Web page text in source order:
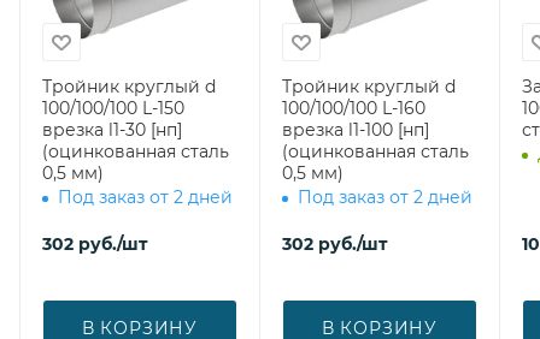
Тройник круглый d
100/100/100 L-150
врезка l1-30 [нп]
(оцинкованная сталь
0,5 мм)
Под заказ от 2 дней
302 руб./шт
В КОРЗИНУ
Тройник круглый d
100/100/100 L-160
врезка l1-100 [нп]
(оцинкованная сталь
0,5 мм)
Под заказ от 2 дней
302 руб./шт
В КОРЗИНУ
100